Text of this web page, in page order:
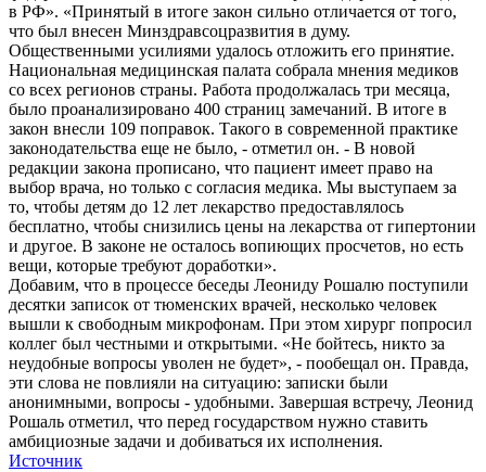
в РФ». «Принятый в итоге закон сильно отличается от того,
что был внесен Минздравсоцразвития в думу.
Общественными усилиями удалось отложить его принятие.
Национальная медицинская палата собрала мнения медиков
со всех регионов страны. Работа продолжалась три месяца,
было проанализировано 400 страниц замечаний. В итоге в
закон внесли 109 поправок. Такого в современной практике
законодательства еще не было, - отметил он. - В новой
редакции закона прописано, что пациент имеет право на
выбор врача, но только с согласия медика. Мы выступаем за
то, чтобы детям до 12 лет лекарство предоставлялось
бесплатно, чтобы снизились цены на лекарства от гипертонии
и другое. В законе не осталось вопиющих просчетов, но есть
вещи, которые требуют доработки».
Добавим, что в процессе беседы Леониду Рошалю поступили
десятки записок от тюменских врачей, несколько человек
вышли к свободным микрофонам. При этом хирург попросил
коллег был честными и открытыми. «Не бойтесь, никто за
неудобные вопросы уволен не будет», - пообещал он. Правда,
эти слова не повлияли на ситуацию: записки были
анонимными, вопросы - удобными. Завершая встречу, Леонид
Рошаль отметил, что перед государством нужно ставить
амбициозные задачи и добиваться их исполнения.
Источник